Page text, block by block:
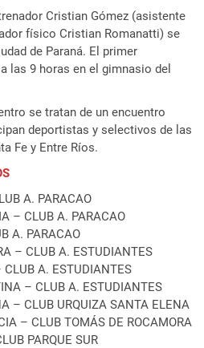
Cristian Gómez (asistente
físico Cristian Romanatti) se
de Paraná. El primer
las 9 horas en el gimnasio del
se tratan de un encuentro
deportistas y selectivos de las
Fe y Entre Ríos.
A. PARACAO
– CLUB A. PARACAO
A. PARACAO
– CLUB A. ESTUDIANTES
A. ESTUDIANTES
– CLUB A. ESTUDIANTES
– CLUB URQUIZA SANTA ELENA
– CLUB TOMÁS DE ROCAMORA
PARQUE SUR